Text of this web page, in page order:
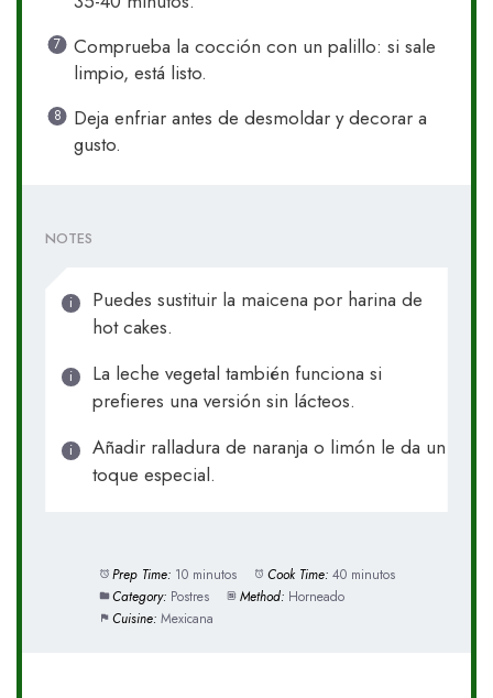
Comprueba la cocción con un palillo: si sale
limpio, está listo.
Deja enfriar antes de desmoldar y decorar a
gusto.
NOTES
Puedes sustituir la maicena por harina de
hot cakes.
La leche vegetal también funciona si
prefieres una versión sin lácteos.
Añadir ralladura de naranja o limón le da un
toque especial.
Prep Time: 10 minutos Cook Time: 40 minutos
Category: Postres Method: Horneado
Cuisine: Mexicana